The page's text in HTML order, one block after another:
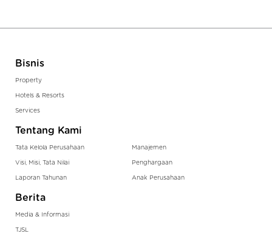
Bisnis
Property
Hotels & Resorts
Services
Tentang Kami
Tata Kelola Perusahaan
Visi, Misi, Tata Nilai
Laporan Tahunan
Manajemen
Penghargaan
Anak Perusahaan
Berita
Media & Informasi
TJSL